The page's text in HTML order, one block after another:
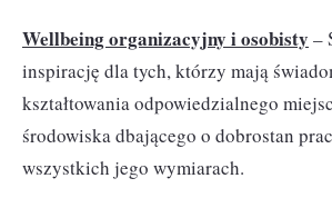
Wellbeing organizacyjny i osobisty –
inspirację dla tych, którzy mają
kształtowania odpowiedzialnego
środowiska dbającego o dobrostan
wszystkich jego wymiarach.